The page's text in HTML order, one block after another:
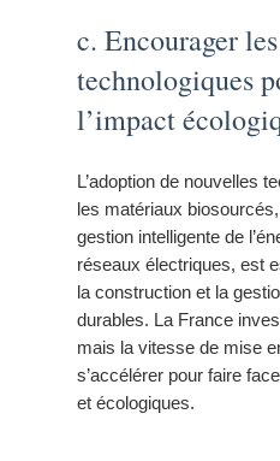
c. Encourager
technologiques
l’impact
L’adoption de nouvelles
les matériaux
gestion intelligente de
réseaux électriques, est
la construction et la
durables. La France
mais la vitesse de mise
s’accélérer pour faire
et écologiques.